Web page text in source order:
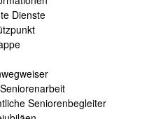
Dienste
Seniorenbegleiter